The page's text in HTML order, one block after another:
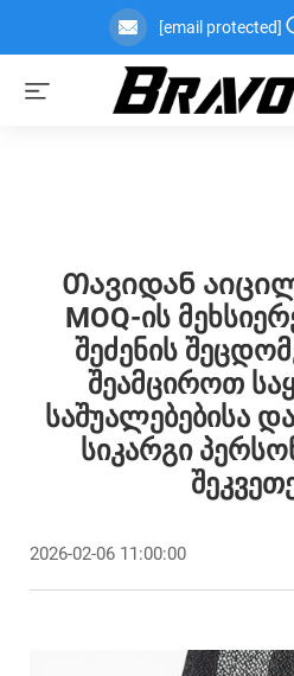
[email protected]
Თავიდან
MOQ-Ის
Შეძენის
Შეამციროთ
Საშუალებებისა
Სიკარგი
2026-02-06 11:00:00